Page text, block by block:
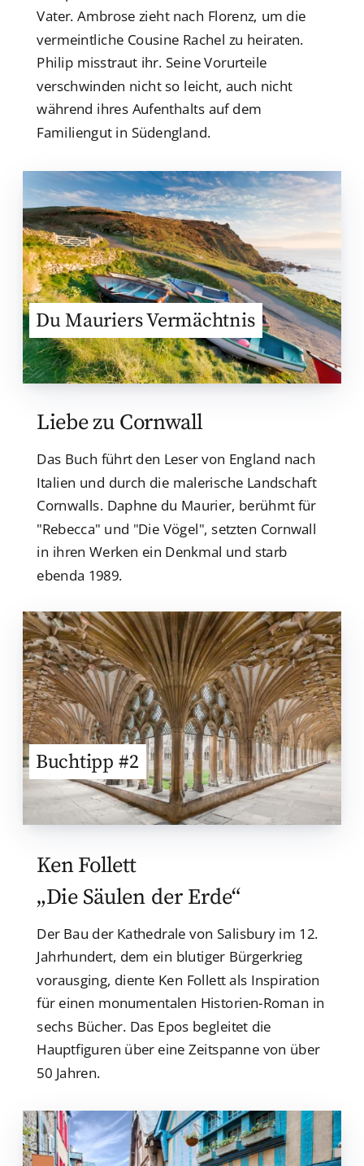
Vater. Ambrose zieht nach Florenz, um die
vermeintliche Cousine Rachel zu heiraten.
Philip misstraut ihr. Seine Vorurteile
verschwinden nicht so leicht, auch nicht
während ihres Aufenthalts auf dem
Familiengut in Südengland.
Du Mauriers Vermächtnis
Liebe zu Cornwall
Das Buch führt den Leser von England nach
Italien und durch die malerische Landschaft
Cornwalls. Daphne du Maurier, berühmt für
"Rebecca" und "Die Vögel", setzten Cornwall
in ihren Werken ein Denkmal und starb
ebenda 1989.
Buchtipp #2
Ken Follett
„Die Säulen der Erde“
Der Bau der Kathedrale von Salisbury im 12.
Jahrhundert, dem ein blutiger Bürgerkrieg
vorausging, diente Ken Follett als Inspiration
für einen monumentalen Historien-Roman in
sechs Bücher. Das Epos begleitet die
Hauptfiguren über eine Zeitspanne von über
50 Jahren.